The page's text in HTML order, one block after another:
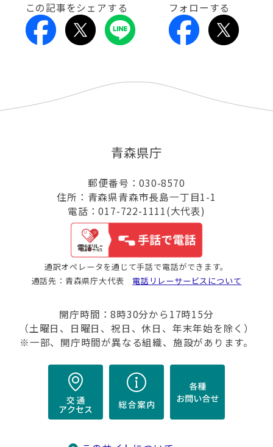
この記事をシェアする フォローする
青森県庁
郵便番号：030-8570
住所：青森県青森市長島一丁目1-1
電話：017-722-1111(大代表)
通訳オペレータを通じて手話で電話ができます。
通話先：青森県庁大代表 電話リレーサービスについて
開庁時間：8時30分から17時15分
（土曜日、日曜日、祝日、休日、年末年始を除く）
※一部、開庁時間が異なる組織、施設があります。